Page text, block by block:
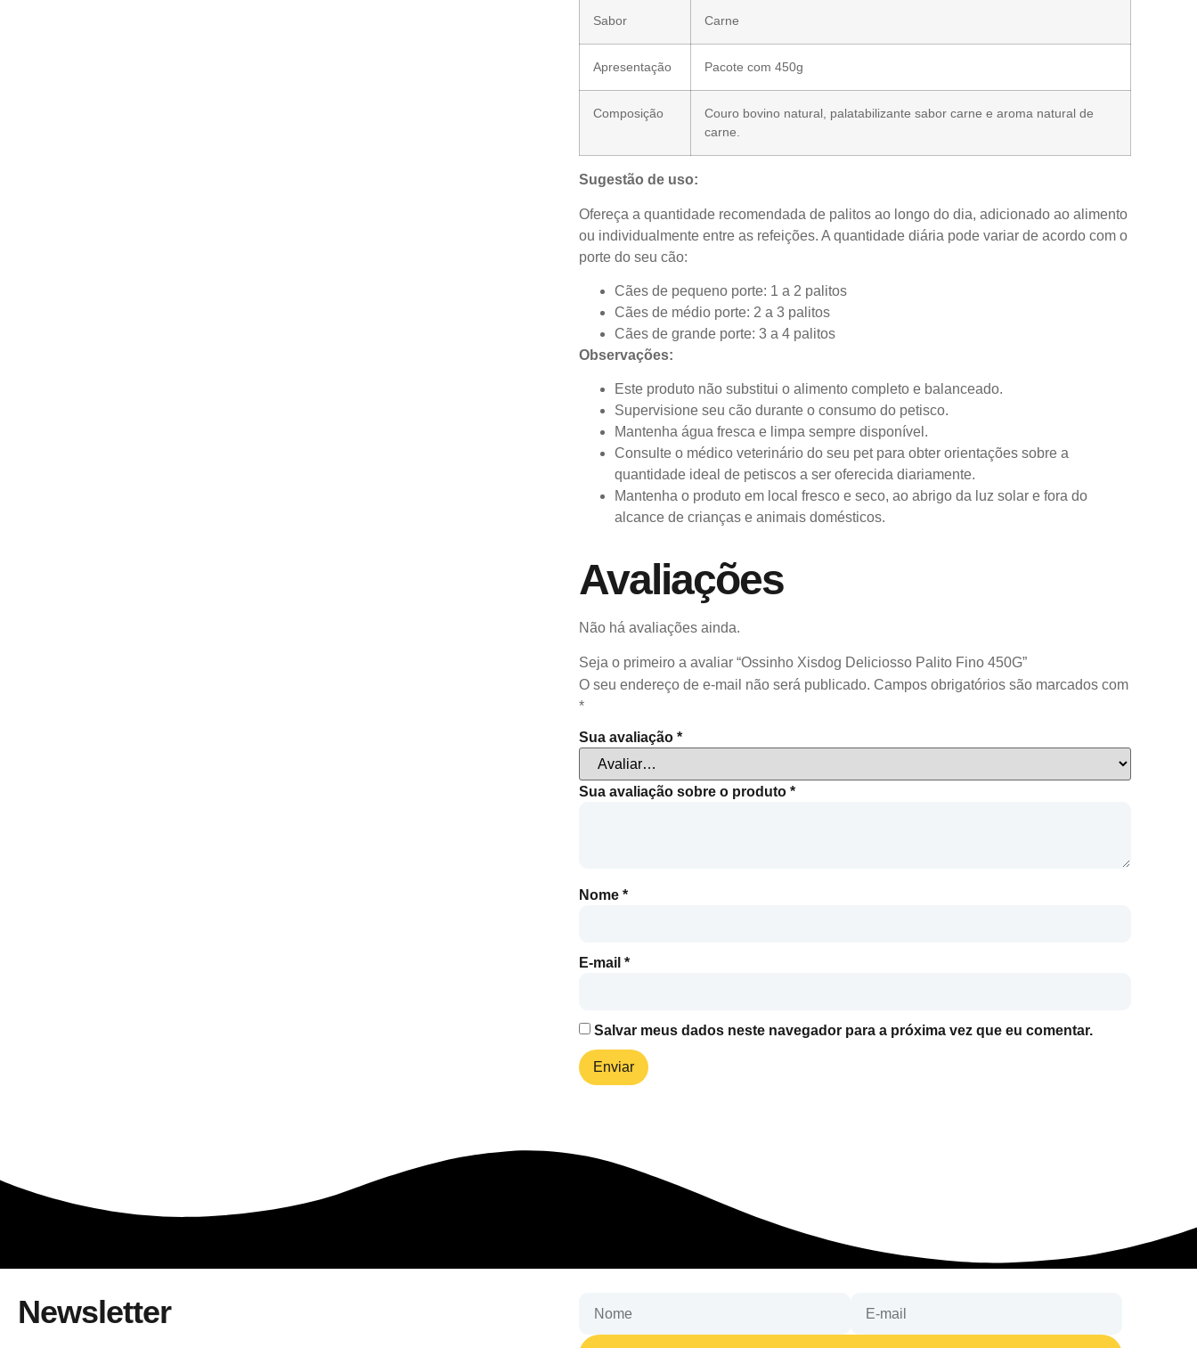
Sabor Carne
Apresentação Pacote com 450g
Composição
Couro bovino natural, palatabilizante sabor carne e aroma natural de
carne.
Sugestão de uso:
Ofereça a quantidade recomendada de palitos ao longo do dia, adicionado ao alimento
ou individualmente entre as refeições. A quantidade diária pode variar de acordo com o
porte do seu cão:
Cães de pequeno porte: 1 a 2 palitos
Cães de médio porte: 2 a 3 palitos
Cães de grande porte: 3 a 4 palitos
Observações:
Este produto não substitui o alimento completo e balanceado.
Supervisione seu cão durante o consumo do petisco.
Mantenha água fresca e limpa sempre disponível.
Consulte o médico veterinário do seu pet para obter orientações sobre a
quantidade ideal de petiscos a ser oferecida diariamente.
Mantenha o produto em local fresco e seco, ao abrigo da luz solar e fora do
alcance de crianças e animais domésticos.
Avaliações
Não há avaliações ainda.
Seja o primeiro a avaliar “Ossinho Xisdog Deliciosso Palito Fino 450G”
O seu endereço de e-mail não será publicado. Campos obrigatórios são marcados com
*
Sua avaliação *
Sua avaliação sobre o produto *
Nome *
E-mail *
Salvar meus dados neste navegador para a próxima vez que eu comentar.
Newsletter